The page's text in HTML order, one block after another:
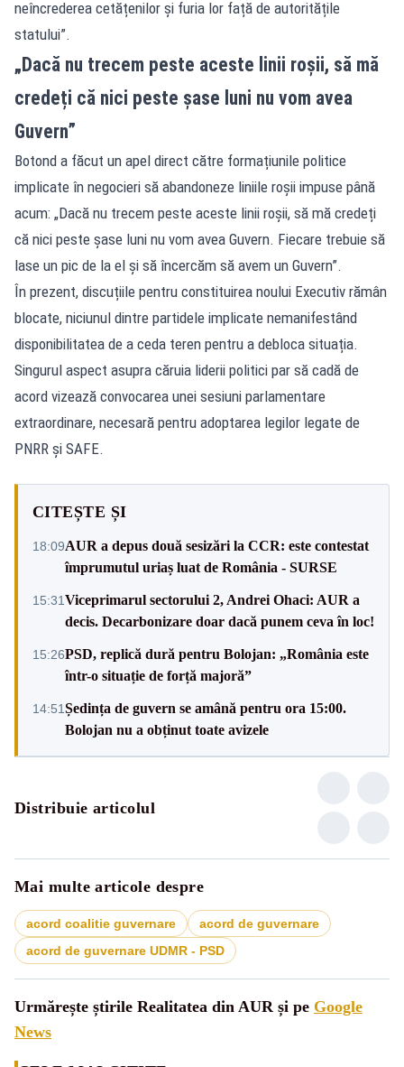
neîncrederea cetățenilor și furia lor față de autoritățile
statului”.
„Dacă nu trecem peste aceste linii roșii, să mă
credeți că nici peste șase luni nu vom avea
Guvern”
Botond a făcut un apel direct către formațiunile politice
implicate în negocieri să abandoneze liniile roșii impuse până
acum: „Dacă nu trecem peste aceste linii roșii, să mă credeți
că nici peste șase luni nu vom avea Guvern. Fiecare trebuie să
lase un pic de la el și să încercăm să avem un Guvern”.
În prezent, discuțiile pentru constituirea noului Executiv rămân
blocate, niciunul dintre partidele implicate nemanifestând
disponibilitatea de a ceda teren pentru a debloca situația.
Singurul aspect asupra căruia liderii politici par să cadă de
acord vizează convocarea unei sesiuni parlamentare
extraordinare, necesară pentru adoptarea legilor legate de
PNRR și SAFE.
CITEȘTE ȘI
18:09AUR a depus două sesizări la CCR: este contestat
împrumutul uriaș luat de România - SURSE
15:31Viceprimarul sectorului 2, Andrei Ohaci: AUR a
decis. Decarbonizare doar dacă punem ceva în loc!
15:26PSD, replică dură pentru Bolojan: „România este
într-o situație de forță majoră”
14:51Ședința de guvern se amână pentru ora 15:00.
Bolojan nu a obținut toate avizele
Distribuie articolul
Mai multe articole despre
acord coalitie guvernare
acord de guvernare
acord de guvernare UDMR - PSD
Urmărește știrile Realitatea din AUR și pe Google
News